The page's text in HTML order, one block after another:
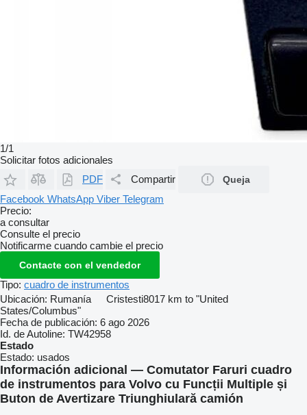
1/1
Solicitar fotos adicionales
PDF
Compartir Queja
Facebook WhatsApp Viber Telegram
Precio:
a consultar
Consulte el precio
Notificarme cuando cambie el precio
Contacte con el vendedor
Tipo: cuadro de instrumentos
Ubicación: Rumanía Cristesti8017 km to "United
States/Columbus"
Fecha de publicación: 6 ago 2026
Id. de Autoline: TW42958
Estado
Estado: usados
Información adicional — Comutator Faruri cuadro
de instrumentos para Volvo cu Funcții Multiple și
Buton de Avertizare Triunghiulară camión